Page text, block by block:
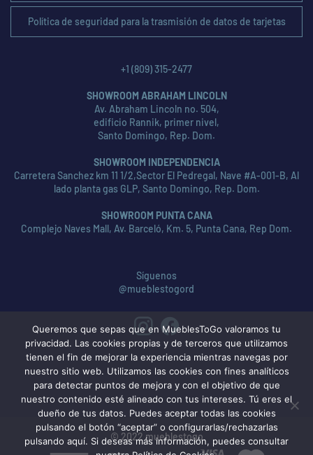
Política de seguridad para la trasmisión de datos de tarjetas
+1 (809) 315-2477
SHOWROOM ABRAHAM LINCOLN
Av. Abraham Lincoln no. 504,
edificio Rannik, primer nivel,
Santo Domingo, Rep. Dom.
SHOWROOM INDEPENDENCIA
Carretera Sanchez km 11 1/2,Sector El Pedregal, Nave #A-001-B, Al
lado planta gas GLP, Santo Domingo, Rep. Dom.
SHOWROOM PUNTA CANA
Complejo Naves Mall, Av. Barceló, Km. 5, Punta Cana, Rep Dom.
Síguenos
@mueblestogord
© 2022 mueblestogo
Queremos que sepas que en MueblesToGo valoramos tu
privacidad. Las cookies propias y de terceros que utilizamos
tienen el fin de mejorar la experiencia mientras navegas por
nuestro sitio web. Utilizamos las cookies con fines analíticos
para detectar puntos de mejora y con el objetivo de que
nuestro contenido esté alineado con tus intereses. Tú eres el
dueño de tus datos. Puedes aceptar todas las cookies
pulsando el botón “aceptar” o configurarlas/rechazarlas
pulsando aquí. Si deseas más información, puedes consultar